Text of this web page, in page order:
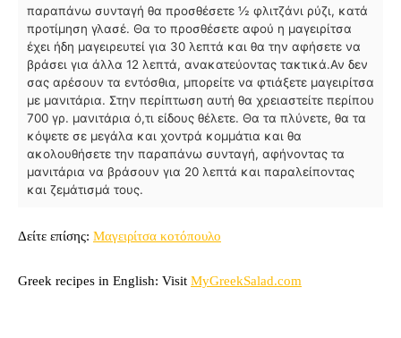
παραπάνω συνταγή θα προσθέσετε ½ φλιτζάνι ρύζι, κατά
προτίμηση γλασέ. Θα το προσθέσετε αφού η μαγειρίτσα
έχει ήδη μαγειρευτεί για 30 λεπτά και θα την αφήσετε να
βράσει για άλλα 12 λεπτά, ανακατεύοντας τακτικά.Αν δεν
σας αρέσουν τα εντόσθια, μπορείτε να φτιάξετε μαγειρίτσα
με μανιτάρια. Στην περίπτωση αυτή θα χρειαστείτε περίπου
700 γρ. μανιτάρια ό,τι είδους θέλετε. Θα τα πλύνετε, θα τα
κόψετε σε μεγάλα και χοντρά κομμάτια και θα
ακολουθήσετε την παραπάνω συνταγή, αφήνοντας τα
μανιτάρια να βράσουν για 20 λεπτά και παραλείποντας
και ζεμάτισμά τους.
Δείτε επίσης: Μαγειρίτσα κοτόπουλο
Greek recipes in English: Visit MyGreekSalad.com